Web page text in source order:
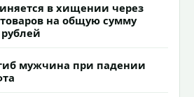
в хищении через
на общую сумму
мужчина при падении